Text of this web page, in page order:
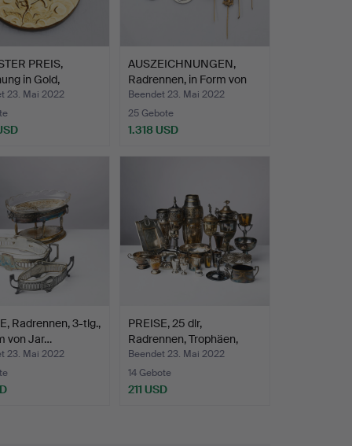
PREIS,
in Gold,
23. Mai 2022
AUSZEICHNUNGEN,
Radrennen, in Form von
Med…
Beendet 23. Mai 2022
25 Gebote
1.318 USD
Radrennen, 3-tlg.,
von Jar…
23. Mai 2022
PREISE, 25 dlr,
Radrennen, Trophäen,
Schal…
Beendet 23. Mai 2022
14 Gebote
211 USD